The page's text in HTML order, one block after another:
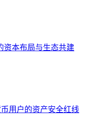
资本布局与生态共建
用户的资产安全红线